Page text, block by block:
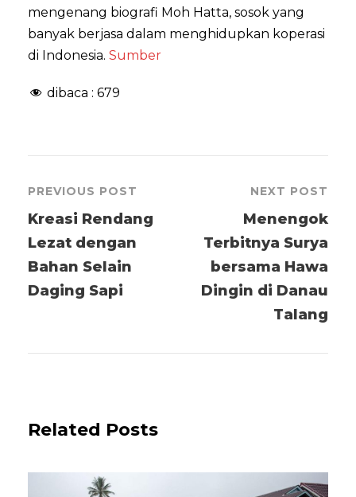
mengenang biografi Moh Hatta, sosok yang
banyak berjasa dalam menghidupkan koperasi
di Indonesia. Sumber
dibaca : 679
PREVIOUS POST
Kreasi Rendang
Lezat dengan
Bahan Selain
Daging Sapi
NEXT POST
Menengok
Terbitnya Surya
bersama Hawa
Dingin di Danau
Talang
Related Posts